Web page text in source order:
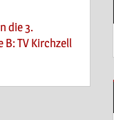
die 3.
B: TV Kirchzell